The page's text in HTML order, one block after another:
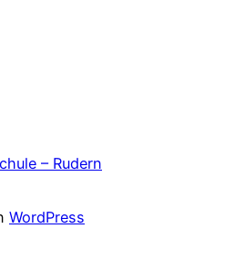
– Rudern
WordPress